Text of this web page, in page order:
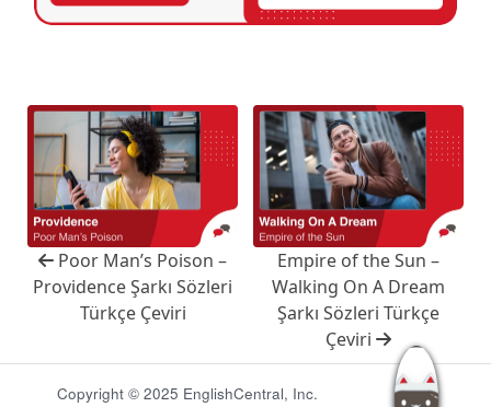
Poor Man’s Poison –
Providence Şarkı Sözleri
Türkçe Çeviri
Empire of the Sun –
Walking On A Dream
Şarkı Sözleri Türkçe
Çeviri
Copyright © 2025 EnglishCentral, Inc.